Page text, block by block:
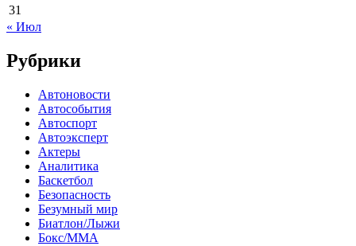
31
« Июл
Рубрики
Автоновости
Автособытия
Автоспорт
Автоэксперт
Актеры
Аналитика
Баскетбол
Безопасность
Безумный мир
Биатлон/Лыжи
Бокс/MMA